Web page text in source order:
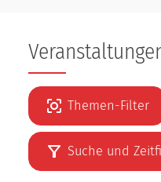
Themen-Filter
Suche und